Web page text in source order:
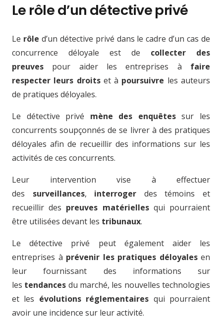
Le rôle d’un détective privé
Le rôle d’un détective privé dans le cadre d’un cas de
concurrence déloyale est de collecter des
preuves pour aider les entreprises à faire
respecter leurs droitset à poursuivre les auteurs
de pratiques déloyales.
Le détective privé mène des enquêtessur les
concurrents soupçonnés de se livrer à des pratiques
déloyales afin de recueillir des informations sur les
activités de ces concurrents.
Leur intervention vise à effectuer
des surveillances, interroger des témoins et
recueillir des preuves matériellesqui pourraient
être utilisées devant les tribunaux.
Le détective privé peut également aider les
entreprises à prévenir les pratiques déloyalesen
leur fournissant des informations sur
les tendances du marché, les nouvelles technologies
et les évolutions réglementaires qui pourraient
avoir une incidence sur leur activité.